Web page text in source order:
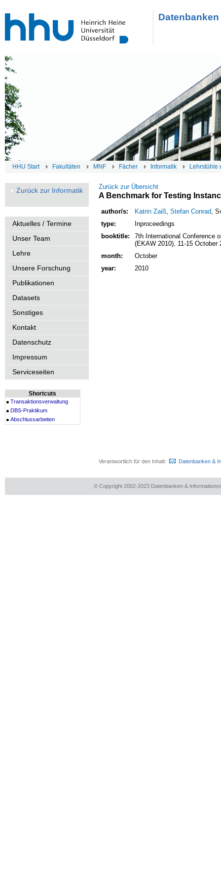
HHU Start Fakultäten MNF Fächer Informatik Lehrstühle
Zurück zur Informatik
Aktuelles / Termine
Unser Team
Lehre
Unsere Forschung
Publikationen
Datasets
Sonstiges
Kontakt
Datenschutz
Impressum
Serviceseiten
Shortcuts
Transaktionsverwaltung
DBS-Praktikum
Abschlussarbeiten
Zurück zur Übersicht
A Benchmark for Testing
author/s: Katrin Zaiß, Stefan Conrad,
type:
Inproceedings
booktitle:
7th International Conference
(EKAW 2010), 11-15 October
month:
October
year:
2010
Verantwortlich für den Inhalt: Datenbanken &
© Copyright 2002-2023 Datenbanken &